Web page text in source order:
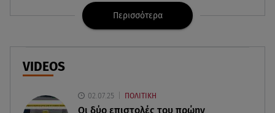
08.08.26 , 21:32
Φωτιά στην Αττικοβοιωτία: Ενέργεια ίση με έξι
ατομικές βόμβες
08.08.26 , 21:20
«Ισλαμικό ΝΑΤΟ»: Πώς επηρεάζεται η Ελλάδα
από τη νέα συμμαχία
Περισσότερα
VIDEOS
02.07.25 ΠΟΛΙΤΙΚΗ
Οι δύο επιστολές του πρώην